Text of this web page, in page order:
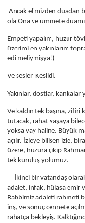
Ancak elimizden duadan
ola.Ona ve ümmete
Empeti yapalım, huzur
üzerimi en yakınlarım
edilmeliymişya!)
Ve sesler Kesildi.
Yakınlar, dostlar, kankalar
Ve kaldın tek başına, zifiri
tutacak, rahat yaşaya
yoksa vay haline. Büyük
açılır. İzleye bilisen izle,
üzere, huzura çıkıp
tek kuruluş yolumuz.
İkinci bir vatandaş
adalet, infak, hülasa emir
Rabbimiz adaleti rahmeti
inş, ve sonuç cennete
rahatça bekleyiş.